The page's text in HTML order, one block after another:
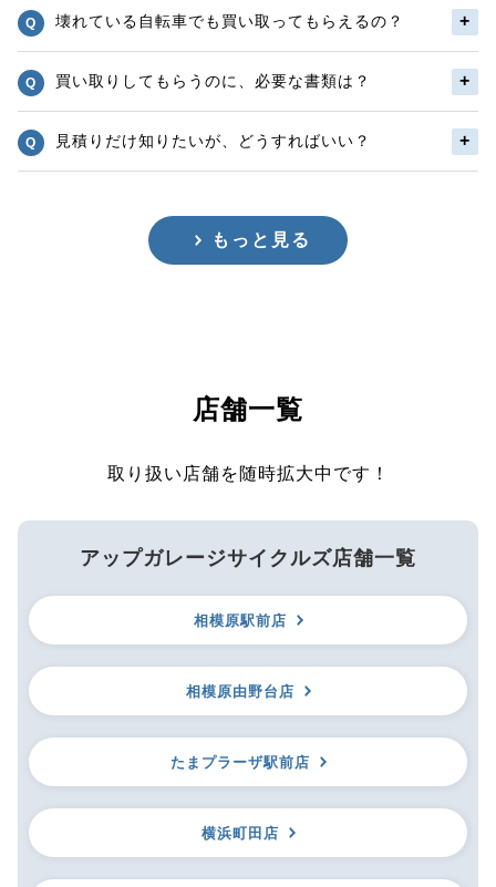
壊れている自転車でも買い取ってもらえるの？
買い取りしてもらうのに、必要な書類は？
見積りだけ知りたいが、どうすればいい？
もっと見る
店舗一覧
取り扱い店舗を随時拡大中です！
アップガレージサイクルズ店舗一覧
相模原駅前店
相模原由野台店
たまプラーザ駅前店
横浜町田店